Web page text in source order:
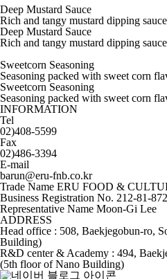
Deep Mustard Sauce
Rich and tangy mustard dipping
Deep Mustard Sauce
Rich and tangy mustard dipping
Sweetcorn Seasoning
Seasoning packed with sweet corn
Sweetcorn Seasoning
Seasoning packed with sweet corn
INFORMATION
Tel
02)408-5599
Fax
02)486-3394
E-mail
barun@eru-fnb.co.kr
Trade Name ERU FOOD &
Business Registration No. 212-81-
Representative Name Moon-Gi Lee
ADDRESS
Head office : 508, Baekjegobun-ro,
Building)
R&D center & Academy : 494,
(5th floor of Nano Building)